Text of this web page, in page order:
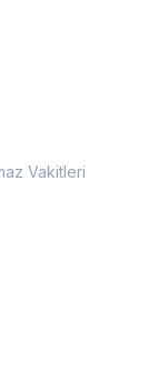
Vakitleri